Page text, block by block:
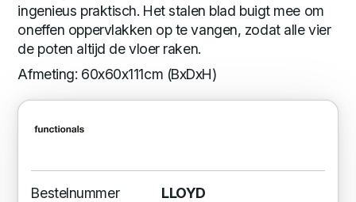
ingenieus praktisch. Het stalen blad buigt mee om
oneffen oppervlakken op te vangen, zodat alle vier
de poten altijd de vloer raken.
Afmeting: 60x60x111cm (BxDxH)
Bestelnummer
LLOYD